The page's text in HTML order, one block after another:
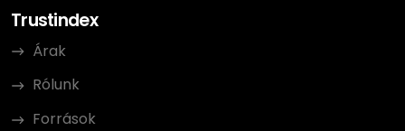
Trustindex
Árak
Rólunk
Források